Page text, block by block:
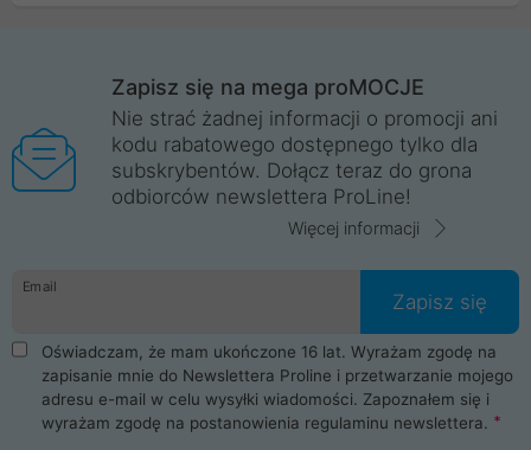
Wrocław, Poznań, Legnica, Katowice, Gliwice, Kalisz, Bytom,
Trzebnica, Opole. Szybka i profesjonalna obsługa!
ProLine to polska firma ze 100% polskim kapitałem. Działamy
legalnie i płacimy podatki w naszym kraju! Posiadamy siedzibę
główną w Mirkowie oraz salony na terenie kraju. Cała
komunikacja ze sklepem komputerowym ProLine jest
danych osobowych. Dlatego zakup notebooka albo laptopa w
ProLine to czysta przyjemność i pełne bezpieczeństwo.
Zaopatrzysz się u nas w akcesoria i części komputerowe
takie jak procesory, karty graficzne, płyty główne, pamięci,
dyski SSD, M.2 oraz HDD. Nasi pracownicy pomogą Ci wybrać
najlepszy zasilacz komputerowy oraz obudowę do komputera.
Poza komputerami mamy również najlepsze na rynku
Smartfony takich producentów jak Xiaomi, Apple, Samsung i
Zapisz się na mega proMOCJE
Nie strać żadnej informacji o promocji ani
kodu rabatowego dostępnego tylko dla
subskrybentów. Dołącz teraz do grona
odbiorców newslettera ProLine!
Więcej informacji
Email
Zapisz się
Oświadczam, że mam ukończone 16 lat. Wyrażam zgodę na
zapisanie mnie do Newslettera Proline i przetwarzanie mojego
adresu e-mail w celu wysyłki wiadomości. Zapoznałem się i
wyrażam zgodę na postanowienia regulaminu newslettera.